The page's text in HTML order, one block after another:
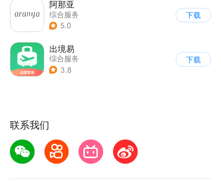
阿那亚
综合服务
5.0
下载
出境易
综合服务
3.8
下载
联系我们